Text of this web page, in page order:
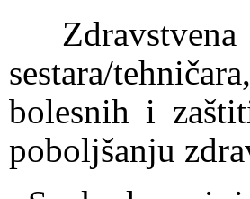
sestara/
bolesnih i
poboljšanju